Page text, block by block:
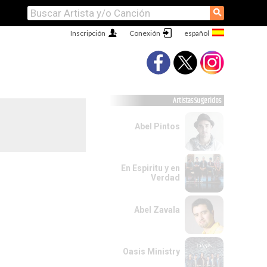
⚲
Conexión
Inscripción
Artistas Sugeridos
Abel Pintos
En Espiritu y en
Verdad
Abel Zavala
Oasis Ministry